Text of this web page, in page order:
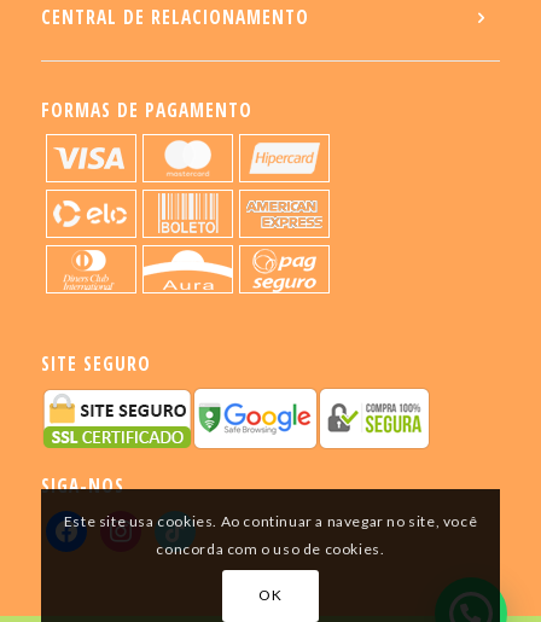
CENTRAL DE RELACIONAMENTO
FORMAS DE PAGAMENTO
SITE SEGURO
SIGA-NOS
Este site usa cookies. Ao continuar a navegar no site, você
concorda com o uso de cookies.
OK